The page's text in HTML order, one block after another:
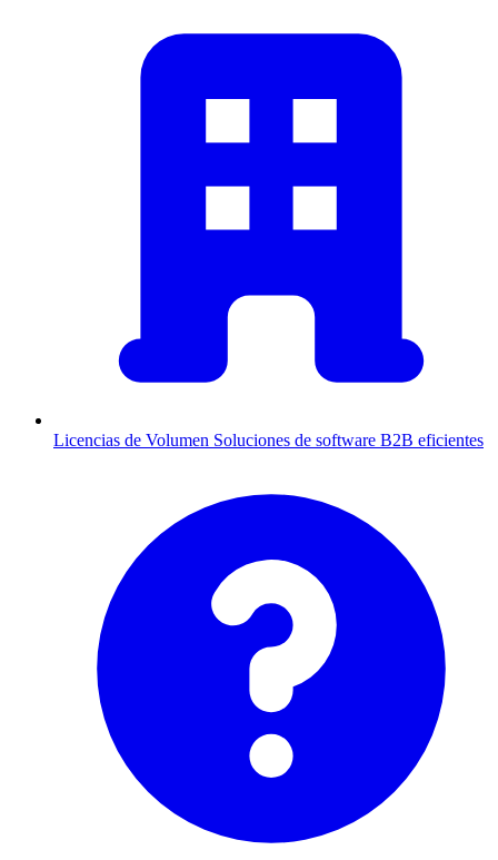
Licencias de Volumen Soluciones de software B2B eficientes